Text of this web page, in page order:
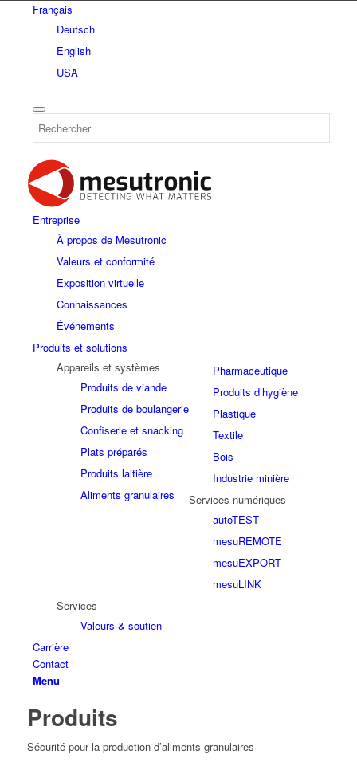
Français
Deutsch
English
USA
Entreprise
À propos de Mesutronic
Valeurs et conformité
Exposition virtuelle
Connaissances
Événements
Produits et solutions
Appareils et systèmes
Produits de viande
Produits de boulangerie
Confiserie et snacking
Plats préparés
Produits laitière
Aliments granulaires
Pharmaceutique
Produits d’hygiène
Plastique
Textile
Bois
Industrie minière
Services numériques
autoTEST
mesuREMOTE
mesuEXPORT
mesuLINK
Services
Valeurs & soutien
Carrière
Contact
Menu
Produits
Sécurité pour la production d’aliments granulaires